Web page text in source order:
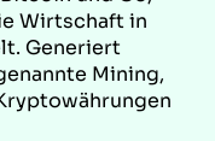
Wirtschaft in
Generiert
Mining,